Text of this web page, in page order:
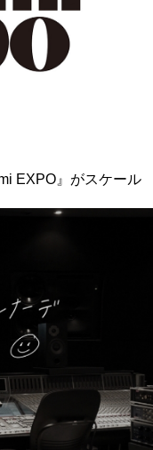
EXPO』がスケール